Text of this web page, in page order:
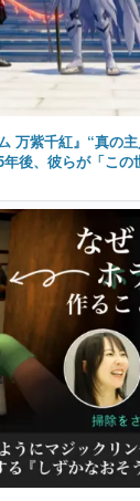
万紫千紅』“真の
後、彼らが「こ